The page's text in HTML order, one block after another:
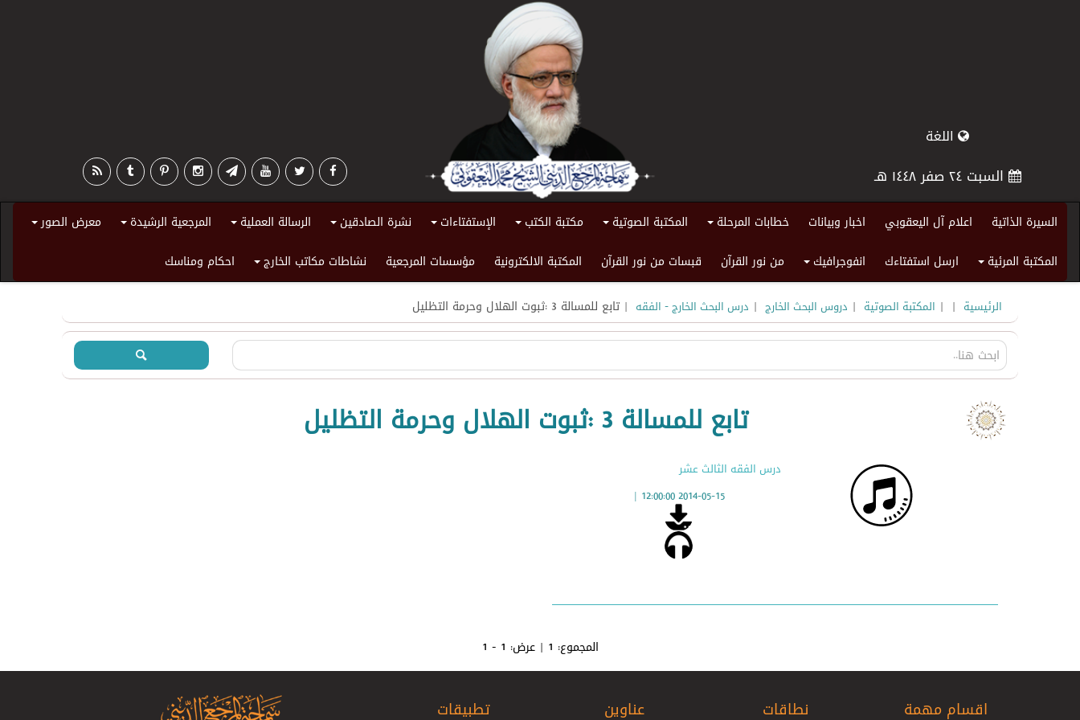
اللغة
السبت ٢٤ صفر ١٤٤٨ هـ
السيرة الذاتية اعلام آل اليعقوبي اخبار وبيانات خطابات المرحلة المكتبة الصوتية مكتبة الكتب الإستفتاءات نشرة الصادقين الرسالة العملية المرجعية الرشيدة معرض الصور
المكتبة المرئية ارسل استفتاءك انفوجرافيك من نور القرآن قبسات من نور القرآن المكتبة الالكترونية مؤسسات المرجعية نشاطات مكاتب الخارج احكام ومناسك
الرئيسية |
| المكتبة الصوتية | دروس البحث الخارج | درس البحث الخارج - الفقه | تابع للمسالة 3 :ثبوت الهلال وحرمة التظليل
تابع للمسالة 3 :ثبوت الهلال وحرمة التظليل
درس الفقه الثالث عشر
2014-05-15 12:00:00
|
المجموع: 1 | عرض: 1 - 1
اقسام مهمة نطاقات عناوين تطبيقات